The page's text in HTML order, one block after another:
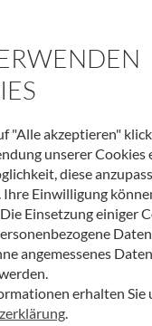
ANMELDEN
"Alle akzeptieren"
unserer Cookies
diese
Ihre Einwilligung
Einsetzung einiger
angemessenes
erhalten Sie
.